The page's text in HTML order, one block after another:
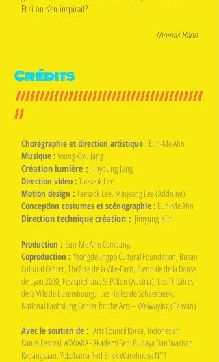
Et si on s’en inspirait?
Thomas Hahn
Crédits
///////////////////////////////////////
//
Chorégraphie et direction artistique : Eun-Me Ahn
Musique :Young-Gyu Jang
Création lumière : Jinyoung Jang
Direction video :Taeseok Lee
Motion design :Taeseok Lee, Minjeong Lee (Addnine)
Conception costumes et scénographie : Eun-Me Ahn
Direction technique création : Jimyung Kim
Production : Eun-Me Ahn Company,
Coproduction : Yeongdeungpo Cultural Foundation, Busan
Cultural Center, Théâtre de la Ville-Paris, Biennale de la Danse
de Lyon 2020, Festspielhaus St Pölten (Austria), Les Théâtres
de la Ville de Luxembourg, Les Halles de Schaerbeek,
National Kaohsiung Center for the Arts – Weiwuying (Taiwan)
.
Avec le soutien de : Arts Council Korea, Indonesian
Dance Festival, ASWARA - Akademi Seni Budaya Dan Warisan
Kebangsaan, Yokohama Red Brick Warehouse N°1